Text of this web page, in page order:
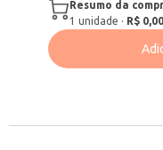
Resumo da
1 unidade · R$ 0,00